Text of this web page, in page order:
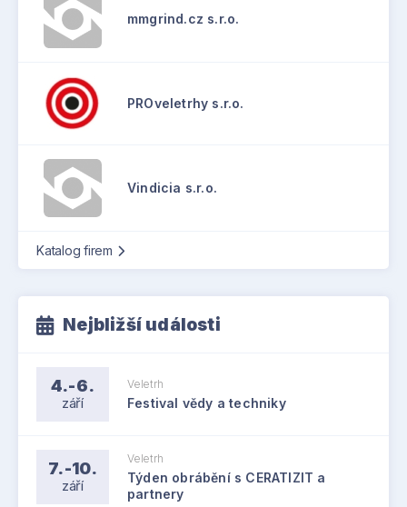
mmgrind.cz s.r.o.
PROveletrhy s.r.o.
Vindicia s.r.o.
Katalog firem
Nejbližší události
4.-6.
září
Veletrh
Festival vědy a techniky
7.-10.
září
Veletrh
Týden obrábění s CERATIZIT a
partnery